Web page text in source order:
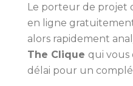
Le porteur de projet
en ligne
alors rapidement
The Clique qui vous
délai pour un